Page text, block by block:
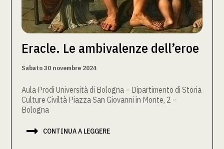
Eracle. Le ambivalenze dell’eroe
Sabato 30 novembre 2024
Aula Prodi Università di Bologna – Dipartimento di Storia
Culture Civiltà Piazza San Giovanni in Monte, 2 –
Bologna
 CONTINUA A LEGGERE